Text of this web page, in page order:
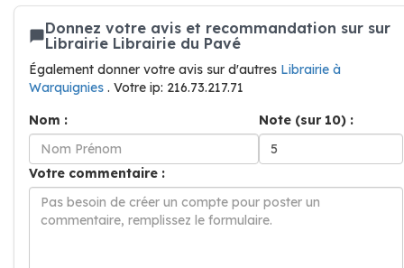
Donnez votre avis et recommandation sur sur
Librairie Librairie du Pavé
Également donner votre avis sur d'autres Librairie à
Warquignies . Votre ip: 216.73.217.71
Nom :
Note (sur 10) :
Votre commentaire :